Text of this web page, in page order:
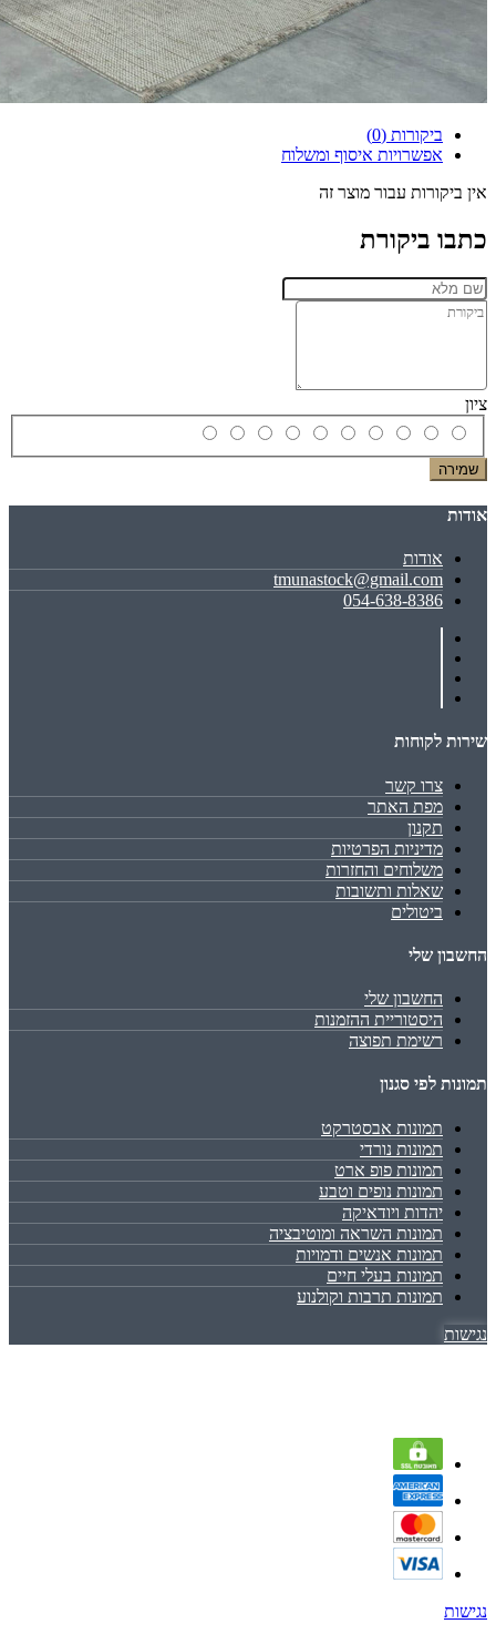
ביקורות (0)
אפשרויות איסוף ומשלוח
אין ביקורות עבור מוצר זה
כתבו ביקורת
ציון
שמירה
אודות
אודות
tmunastock@gmail.com
054-638-8386
שירות לקוחות
צרו קשר
מפת האתר
תקנון
מדיניות הפרטיות
משלוחים והחזרות
שאלות ותשובות
ביטולים
החשבון שלי
החשבון שלי
היסטוריית ההזמנות
רשימת תפוצה
תמונות לפי סגנון
תמונות אבסטרקט
תמונות נורדי
תמונות פופ ארט
תמונות נופים וטבע
יהדות ויודאיקה
תמונות השראה ומוטיבציה
תמונות אנשים ודמויות
תמונות בעלי חיים
תמונות תרבות וקולנוע
נגישות
נגישות